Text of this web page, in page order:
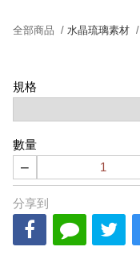
全部商品 / 水晶琉璃素材 /
規格
數量
−
分享到